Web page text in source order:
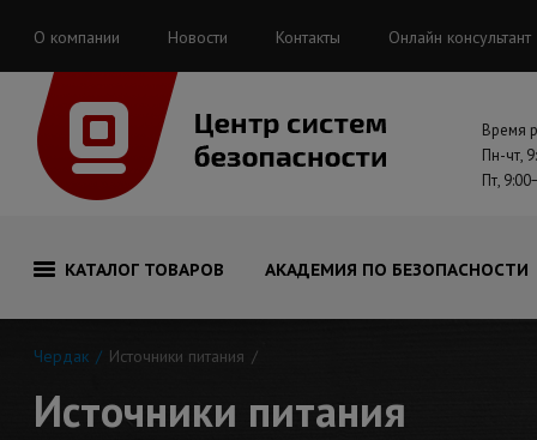
О компании Новости Контакты Онлайн консультант
Время
Пн-чт,
Пт,
КАТАЛОГ ТОВАРОВ АКАДЕМИЯ ПО БЕЗОПАСНОСТИ
Чердак Источники питания
Источники питания